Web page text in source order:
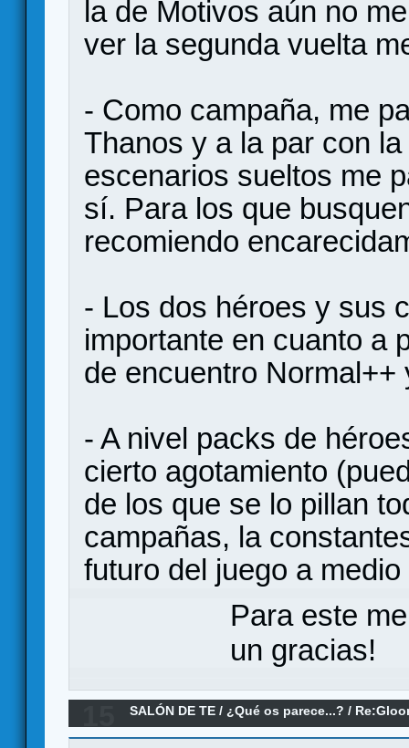
la de Motivos aún no
ver la segunda vuelta
- Como campaña, me
Thanos y a la par con
escenarios sueltos me
sí. Para los que
recomiendo
- Los dos héroes y sus
importante en cuanto a
de encuentro
- A nivel packs de
cierto agotamiento
de los que se lo pillan
campañas, la
futuro del juego a
Para este
un gracias!
SALÓN DE TE / ¿Qué os parece...? /